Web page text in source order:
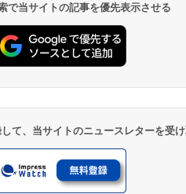
で当サイトの記事を優先表示させる
て、当サイトのニュースレターを受